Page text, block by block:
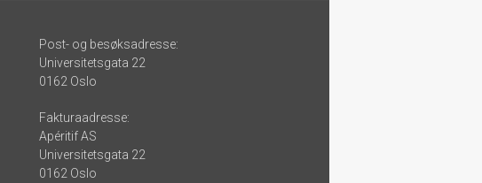
Post- og besøksadresse:
Universitetsgata 22
0162 Oslo
Fakturaadresse:
Apéritif AS
Universitetsgata 22
0162 Oslo